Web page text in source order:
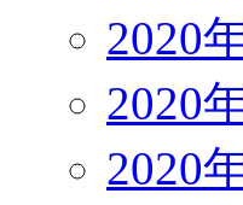
2020
2020
2020